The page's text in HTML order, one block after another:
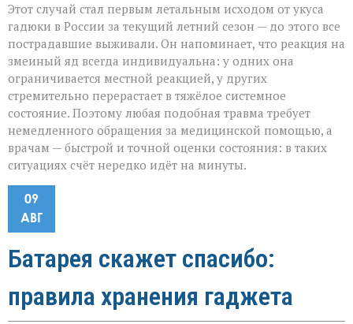
Этот случай стал первым летальным исходом от укуса
гадюки в России за текущий летний сезон — до этого все
пострадавшие выживали. Он напоминает, что реакция на
змеиный яд всегда индивидуальна: у одних она
ограничивается местной реакцией, у других
стремительно перерастает в тяжёлое системное
состояние. Поэтому любая подобная травма требует
немедленного обращения за медицинской помощью, а
врачам — быстрой и точной оценки состояния: в таких
ситуациях счёт нередко идёт на минуты.
09
АВГ
Батарея скажет спасибо:
правила хранения гаджета